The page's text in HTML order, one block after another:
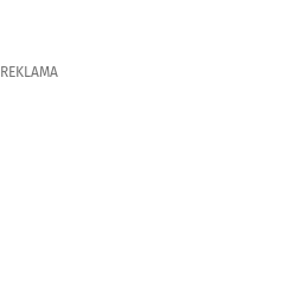
REKLAMA